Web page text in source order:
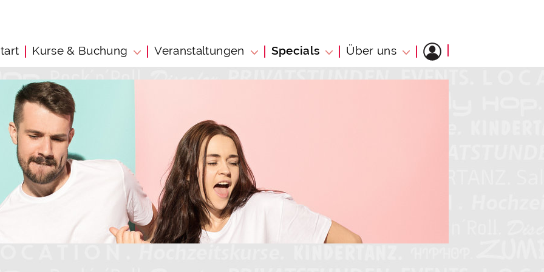
Kurse & Buchung Veranstaltungen Specials Über uns